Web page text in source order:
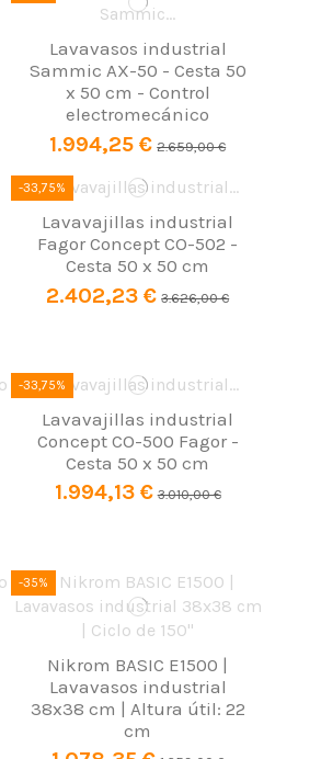
Lavavasos industrial
Sammic AX-50 - Cesta 50
x 50 cm - Control
electromecánico
1.994,25 € 2.659,00 €
-33,75%
Lavavajillas industrial
Fagor Concept CO-502 -
Cesta 50 x 50 cm
2.402,23 € 3.626,00 €
-33,75%
Lavavajillas industrial
Concept CO-500 Fagor -
Cesta 50 x 50 cm
1.994,13 € 3.010,00 €
-35%
Nikrom BASIC E1500 |
Lavavasos industrial
38x38 cm | Altura útil: 22
cm